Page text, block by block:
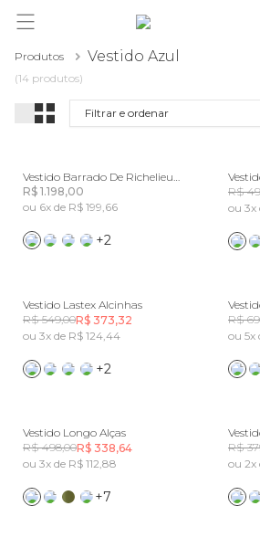
você merece 30% OFF pra comemorar
Produtos Vestido Azul
(14 produtos)
Filtrar e ordenar
Vestido Barrado De Richelieu Aquaflora
R$ 1.198,00
ou 6x de R$ 199,66
+2
R$
ou 3x
Vestido Lastex Alcinhas
R$ 549,00R$ 373,32
ou 3x de R$ 124,44
+2
R$
ou 5x
Vestido Longo Alças
R$ 498,00R$ 338,64
ou 3x de R$ 112,88
+7
R$
ou 2x